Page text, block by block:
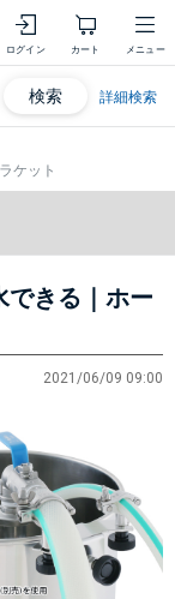
ログイン カート メニュー
検索 詳細検索
ケット
できる｜ホー
2021/06/09 09:00